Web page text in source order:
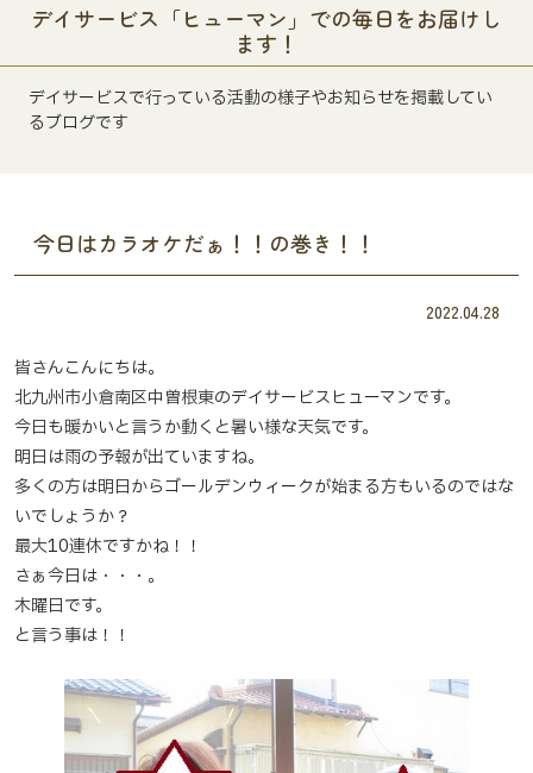
デイサービス「ヒューマン」での毎日をお届けし
ます！
デイサービスで行っている活動の様子やお知らせを掲載してい
るブログです
今日はカラオケだぁ！！の巻き！！
2022.04.28
皆さんこんにちは。
北九州市小倉南区中曽根東のデイサービスヒューマンです。
今日も暖かいと言うか動くと暑い様な天気です。
明日は雨の予報が出ていますね。
多くの方は明日からゴールデンウィークが始まる方もいるのではな
いでしょうか？
最大10連休ですかね！！
さぁ今日は・・・。
木曜日です。
と言う事は！！